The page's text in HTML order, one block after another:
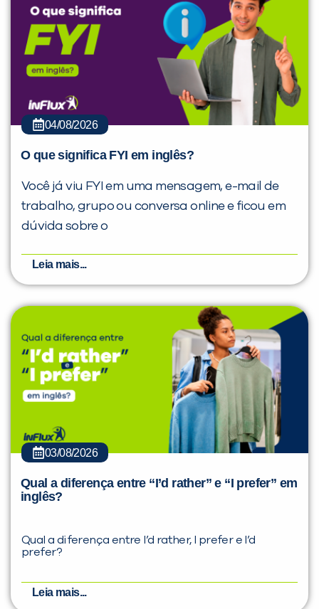
04/08/2026
O que significa FYI em inglês?
Você já viu FYI em uma mensagem, e-mail de
trabalho, grupo ou conversa online e ficou em
dúvida sobre o
Leia mais...
03/08/2026
Qual a diferença entre “I’d rather” e “I prefer” em
inglês?
Qual a diferença entre I’d rather, I prefer e I’d
prefer?
Leia mais...